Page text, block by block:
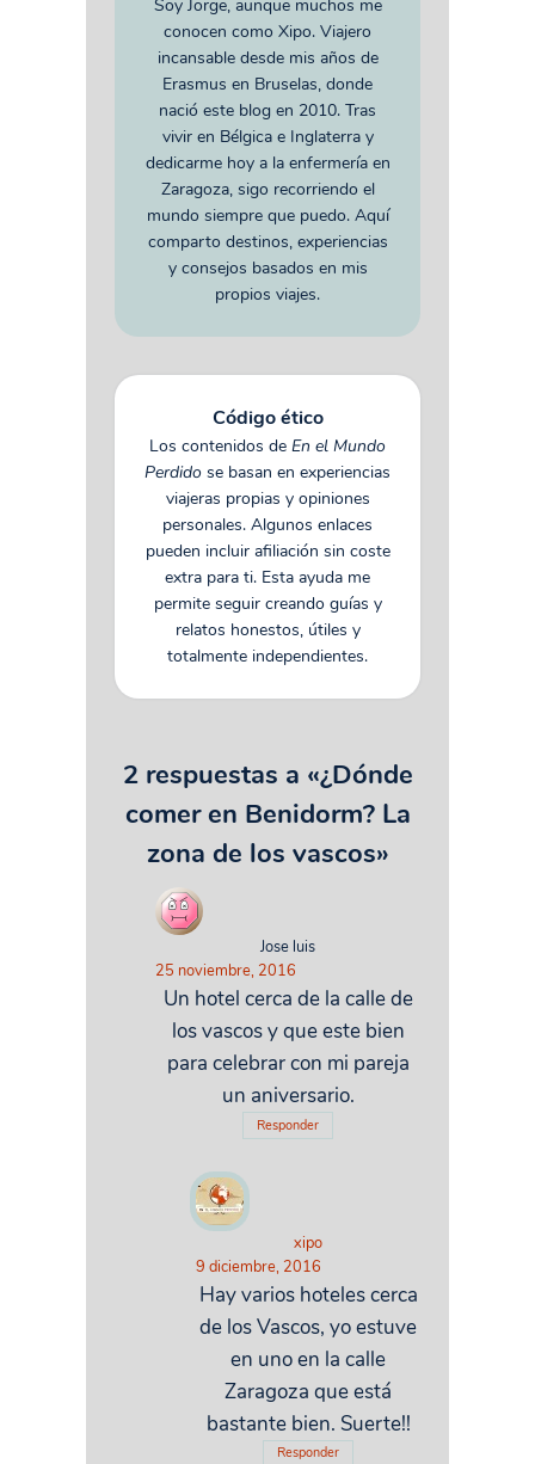
Soy Jorge, aunque muchos me
conocen como Xipo. Viajero
incansable desde mis años de
Erasmus en Bruselas, donde
nació este blog en 2010. Tras
vivir en Bélgica e Inglaterra y
dedicarme hoy a la enfermería en
Zaragoza, sigo recorriendo el
mundo siempre que puedo. Aquí
comparto destinos, experiencias
y consejos basados en mis
propios viajes.
Código ético
Los contenidos de En el Mundo
Perdido se basan en experiencias
viajeras propias y opiniones
personales. Algunos enlaces
pueden incluir afiliación sin coste
extra para ti. Esta ayuda me
permite seguir creando guías y
relatos honestos, útiles y
totalmente independientes.
2 respuestas a «¿Dónde
comer en Benidorm? La
zona de los vascos»
Jose luis
25 noviembre, 2016
Un hotel cerca de la calle de
los vascos y que este bien
para celebrar con mi pareja
un aniversario.
Responder
xipo
9 diciembre, 2016
Hay varios hoteles cerca
de los Vascos, yo estuve
en uno en la calle
Zaragoza que está
bastante bien. Suerte!!
Responder